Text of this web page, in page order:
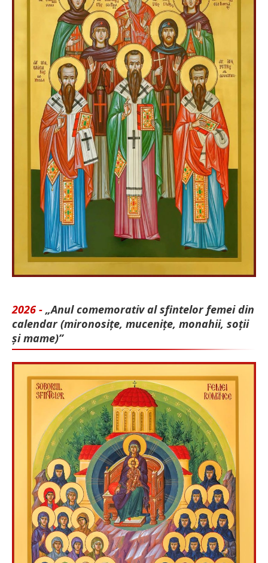
2026 - „Anul comemorativ al sfintelor femei din
calendar (mironosițe, mu­cenițe, monahii, soții
și mame)”